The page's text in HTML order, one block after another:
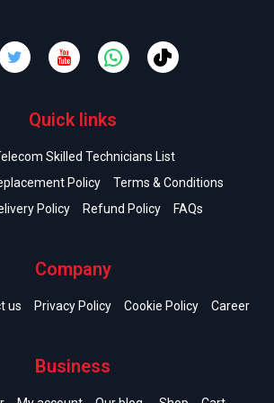
Quick links
Skilled Technicians List
Policy
Terms & Conditions
Policy
Refund Policy FAQs
Company
us Privacy Policy Cookie Policy Career
Business